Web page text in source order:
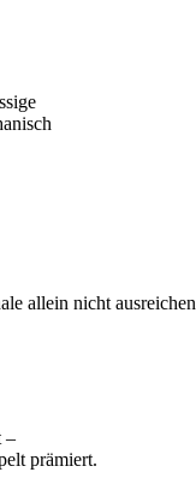
allein nicht
–
prämiert.